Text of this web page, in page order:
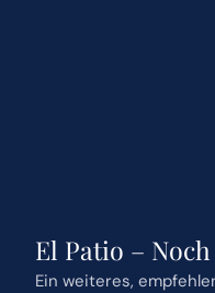
El Patio –
Ein weiteres,